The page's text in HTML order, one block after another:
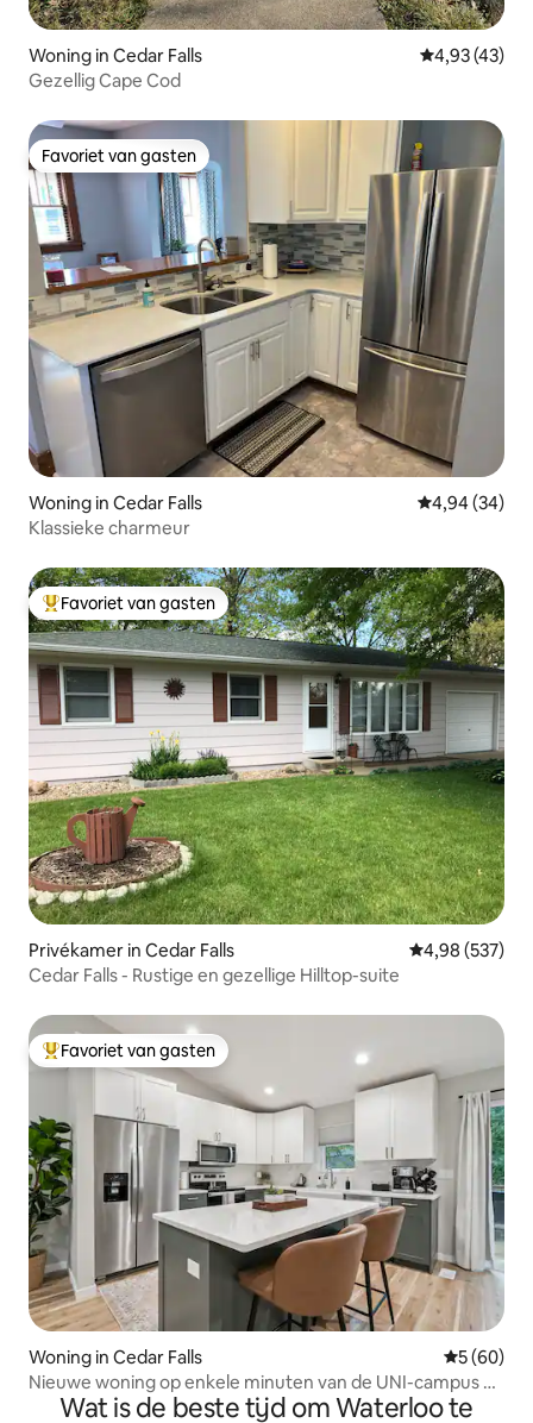
Woning in Cedar Falls Gemiddelde
4,93 (43)
Gezellig Cape Cod
Favoriet van gasten
Favoriet van gasten
Woning in Cedar Falls Gemiddelde
4,94 (34)
Klassieke charmeur
Topfavoriet van gasten
Favoriet van gasten
Privékamer in Cedar Falls Gemiddelde
4,98 (537)
Cedar Falls - Rustige en gezellige Hilltop-suite
Topfavoriet van gasten
Favoriet van gasten
Woning in Cedar Falls
5 (60)
Nieuwe woning op enkele minuten van de UNI-campus en
het centrum
Wat is de beste tijd om Waterloo te